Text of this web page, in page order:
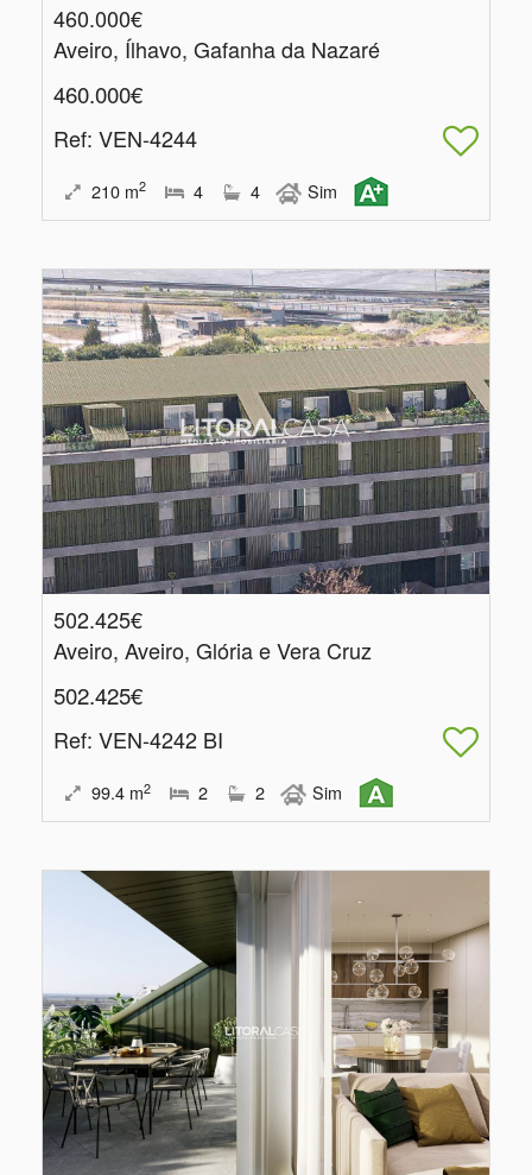
460.000€
Aveiro, Ílhavo, Gafanha da Nazaré
460.000€
Ref: VEN-4244
210 m2 4 4 Sim
502.425€
Aveiro, Aveiro, Glória e Vera Cruz
502.425€
Ref: VEN-4242 BI
99.4 m2 2 2 Sim